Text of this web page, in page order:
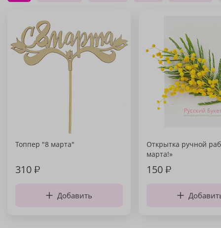
Топпер "8 марта"
310₽
Добавить
Открытка ручной
марта!»
150₽